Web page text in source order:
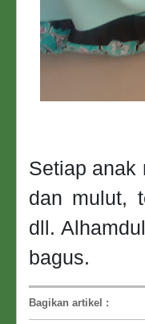
Setiap anak
dan mulut,
dll.
bagus.
Bagikan artikel :